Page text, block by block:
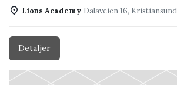
Lions Academy Dalaveien 16, Kristiansund
Detaljer